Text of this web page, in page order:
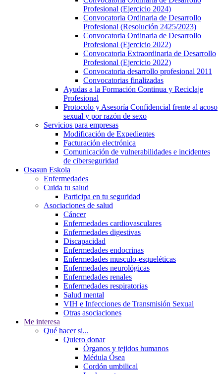
Profesional (Ejercicio 2024)
Convocatoria Ordinaria de Desarrollo
Profesional (Resolución 2425/2023)
Convocatoria Ordinaria de Desarrollo
Profesional (Ejercicio 2022)
Convocatoria Extraordinaria de Desarrollo
Profesional (Ejercicio 2022)
Convocatoria desarrollo profesional 2011
Convocatorias finalizadas
Ayudas a la Formación Continua y Reciclaje
Profesional
Protocolo y Asesoría Confidencial frente al acoso
sexual y por razón de sexo
Servicios para empresas
Modificación de Expedientes
Facturación electrónica
Comunicación de vulnerabilidades e incidentes
de ciberseguridad
Osasun Eskola
Enfermedades
Cuida tu salud
Participa en tu seguridad
Asociaciones de salud
Cáncer
Enfermedades cardiovasculares
Enfermedades digestivas
Discapacidad
Enfermedades endocrinas
Enfermedades musculo-esqueléticas
Enfermedades neurológicas
Enfermedades renales
Enfermedades respiratorias
Salud mental
VIH e Infecciones de Transmisión Sexual
Otras asociaciones
Me interesa
Qué hacer si...
Quiero donar
Órganos y tejidos humanos
Médula Ósea
Cordón umbilical